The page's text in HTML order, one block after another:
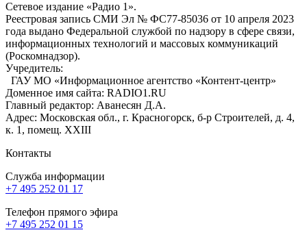
Сетевое издание «Радио 1».
Реестровая запись СМИ Эл № ФС77-85036 от 10 апреля 2023
года выдано Федеральной службой по надзору в сфере связи,
информационных технологий и массовых коммуникаций
(Роскомнадзор).
Учредитель:
ГАУ МО «Информационное агентство «Контент-центр»
Доменное имя сайта: RADIO1.RU
Главный редактор: Аванесян Д.А.
Адрес: Московская обл., г. Красногорск, б-р Строителей, д. 4,
к. 1, помещ. XXIII
Контакты
Служба информации
+7 495 252 01 17
Телефон прямого эфира
+7 495 252 01 15